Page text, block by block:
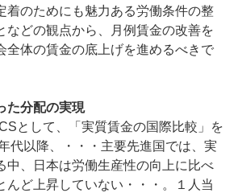
着のためにも魅力ある労働条件の整
などの観点から、月例賃金の改善を
全体の賃金の底上げを進めるべきで
た分配の実現
として、「実質賃金の国際比較」を
代以降、・・・主要先進国では、実
中、日本は労働生産性の向上に比べ
んど上昇していない・・・。１人当